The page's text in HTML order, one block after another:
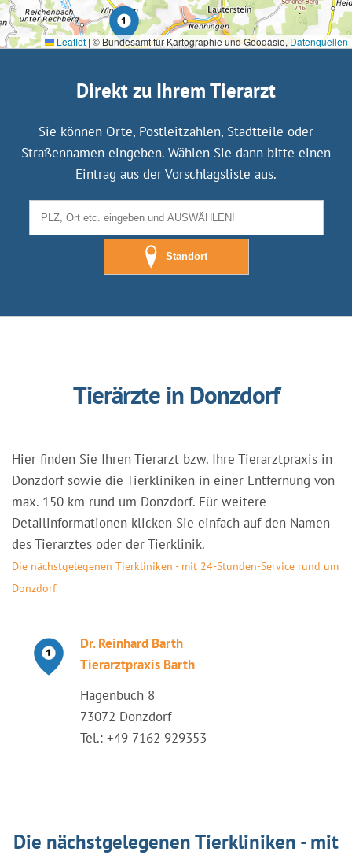
Leaflet | © Bundesamt für Kartographie und Geodäsie, Datenquellen
Direkt zu Ihrem Tierarzt
Sie können Orte, Postleitzahlen, Stadtteile oder
Straßennamen eingeben. Wählen Sie dann bitte einen
Eintrag aus der Vorschlagsliste aus.
Standort
Tierärzte in Donzdorf
Hier finden Sie Ihren Tierarzt bzw. Ihre Tierarztpraxis in
Donzdorf sowie die Tierkliniken in einer Entfernung von
max. 150 km rund um Donzdorf. Für weitere
Detailinformationen klicken Sie einfach auf den Namen
des Tierarztes oder der Tierklinik.
Die nächstgelegenen Tierkliniken - mit 24-Stunden-Service rund um
Donzdorf
Dr. Reinhard Barth
Tierarztpraxis Barth
Hagenbuch 8
73072 Donzdorf
Tel.: +49 7162 929353
Die nächstgelegenen Tierkliniken - mit